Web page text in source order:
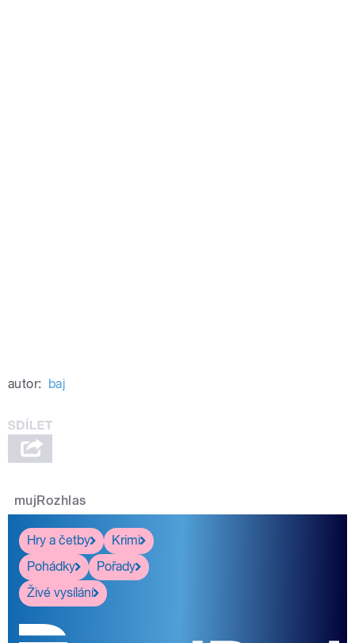
autor: baj
mujRozhlas
Hry a četby
Krimi
Pohádky
Pořady
Živé vysílání